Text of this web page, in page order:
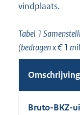
vindplaats.
Tabel 1
(bedragen x € 1
Omschrijving
Bruto-BKZ-